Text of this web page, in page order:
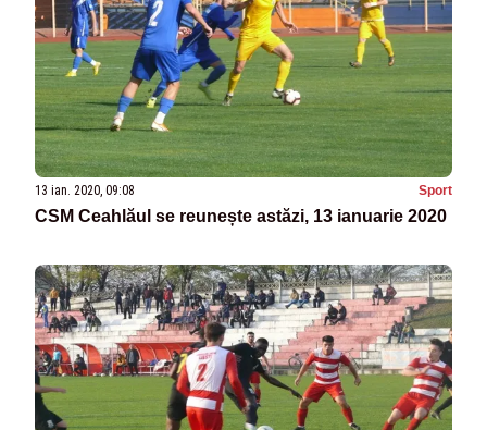
13 ian. 2020, 09:08 Sport
CSM Ceahlăul se reunește astăzi, 13 ianuarie 2020